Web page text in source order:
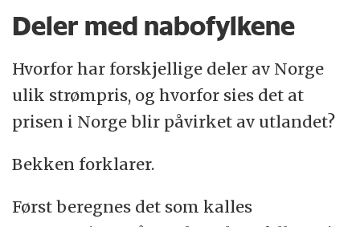
Deler med nabofylkene
Hvorfor har forskjellige deler av Norge
ulik strømpris, og hvorfor sies det at
prisen i Norge blir påvirket av utlandet?
Bekken forklarer.
Først beregnes det som kalles